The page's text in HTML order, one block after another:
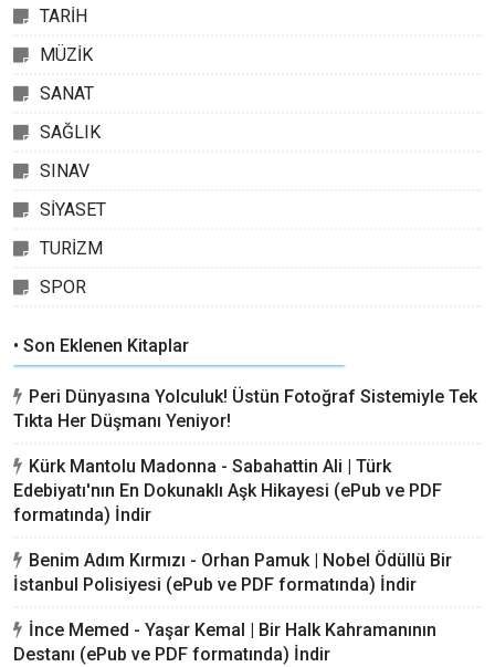
TARİH
MÜZİK
SANAT
SAĞLIK
SINAV
SİYASET
TURİZM
SPOR
• Son Eklenen Kitaplar
Peri Dünyasına Yolculuk! Üstün Fotoğraf Sistemiyle Tek
Tıkta Her Düşmanı Yeniyor!
Kürk Mantolu Madonna - Sabahattin Ali | Türk
Edebiyatı'nın En Dokunaklı Aşk Hikayesi (ePub ve PDF
formatında) İndir
Benim Adım Kırmızı - Orhan Pamuk | Nobel Ödüllü Bir
İstanbul Polisiyesi (ePub ve PDF formatında) İndir
İnce Memed - Yaşar Kemal | Bir Halk Kahramanının
Destanı (ePub ve PDF formatında) İndir